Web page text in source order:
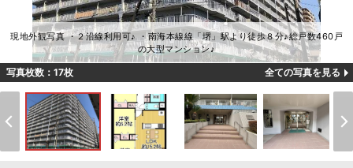
現地外観写真 ・２沿線利用可♪ ・南海本線線「堺」駅より徒歩８分♪総戸数460戸
の大型マンション♪
写真枚数：17枚 全ての写真を見る